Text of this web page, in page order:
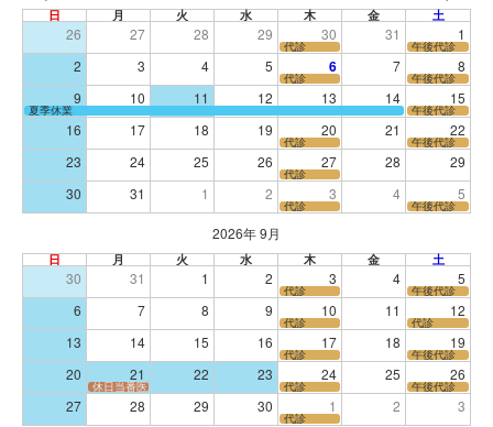
日 月 火 水 木 金 土
26 27 28 29 30 31 1
代診 午後代診
2 3 4 5 6 7 8
代診 午後代診
9 10 11 12 13 14 15
夏季休業 午後代診
16 17 18 19 20 21 22
代診 午後代診
23 24 25 26 27 28 29
代診
30 31 1 2 3 4 5
代診 午後代診
2026年 9月
日 月 火 水 木 金 土
30 31 1 2 3 4 5
代診 午後代診
6 7 8 9 10 11 12
代診 代診
13 14 15 16 17 18 19
代診 午後代診
20 21 22 23 24 25 26
休日当番医 代診 午後代診
27 28 29 30 1 2 3
代診